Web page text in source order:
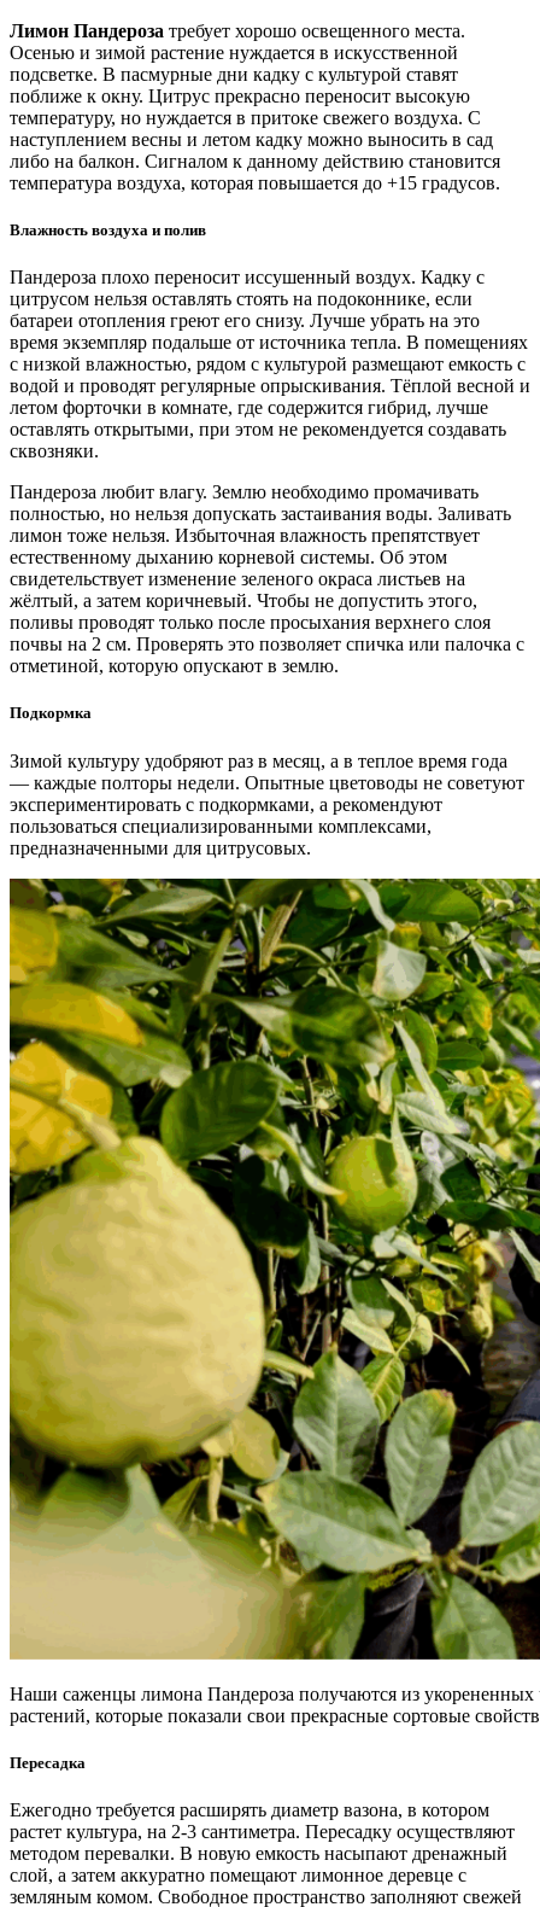
Лимон Пандероза требует хорошо освещенного места.
Осенью и зимой растение нуждается в искусственной
подсветке. В пасмурные дни кадку с культурой ставят
поближе к окну. Цитрус прекрасно переносит высокую
температуру, но нуждается в притоке свежего воздуха. С
наступлением весны и летом кадку можно выносить в сад
либо на балкон. Сигналом к данному действию становится
температура воздуха, которая повышается до +15 градусов.
Влажность воздуха и полив
Пандероза плохо переносит иссушенный воздух. Кадку с
цитрусом нельзя оставлять стоять на подоконнике, если
батареи отопления греют его снизу. Лучше убрать на это
время экземпляр подальше от источника тепла. В помещениях
с низкой влажностью, рядом с культурой размещают емкость с
водой и проводят регулярные опрыскивания. Тёплой весной и
летом форточки в комнате, где содержится гибрид, лучше
оставлять открытыми, при этом не рекомендуется создавать
сквозняки.
Пандероза любит влагу. Землю необходимо промачивать
полностью, но нельзя допускать застаивания воды. Заливать
лимон тоже нельзя. Избыточная влажность препятствует
естественному дыханию корневой системы. Об этом
свидетельствует изменение зеленого окраса листьев на
жёлтый, а затем коричневый. Чтобы не допустить этого,
поливы проводят только после просыхания верхнего слоя
почвы на 2 см. Проверять это позволяет спичка или палочка с
отметиной, которую опускают в землю.
Подкормка
Зимой культуру удобряют раз в месяц, а в теплое время года
— каждые полторы недели. Опытные цветоводы не советуют
экспериментировать с подкормками, а рекомендуют
пользоваться специализированными комплексами,
предназначенными для цитрусовых.
Наши саженцы лимона Пандероза получаются из
растений, которые показали свои прекрасные сортовые
Пересадка
Ежегодно требуется расширять диаметр вазона, в котором
растет культура, на 2-3 сантиметра. Пересадку осуществляют
методом перевалки. В новую емкость насыпают дренажный
слой, а затем аккуратно помещают лимонное деревце с
земляным комом. Свободное пространство заполняют свежей